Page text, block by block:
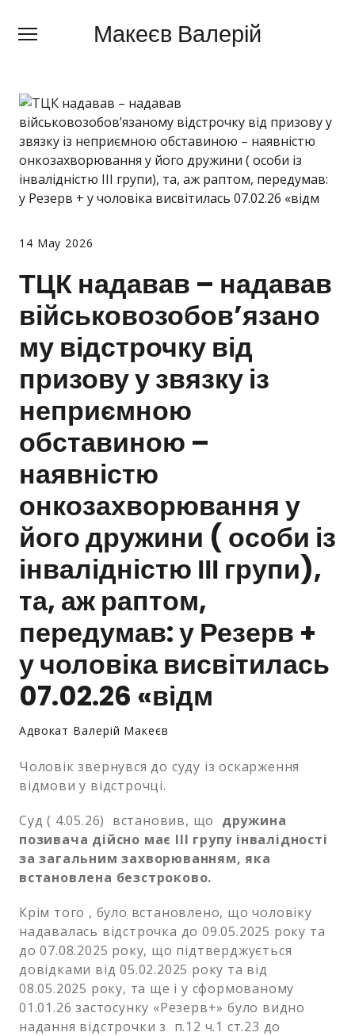
Макеєв Валерій
Макеєв Валерій
Про мене
Сфери діяльності
Правила
Ціни
Про мобілізацію
Новини
Залишити заявку
14 May 2026
ТЦК надавав – надавав
військовозобов’язано
му відстрочку від
призову у звязку із
неприємною
обставиною –
наявністю
онкозахворювання у
його дружини ( особи із
інвалідністю ІІІ групи),
та, аж раптом,
передумав: у Резерв +
у чоловіка висвітилась
07.02.26 «відм
Адвокат Валерій Макеєв
Чоловік звернувся до суду із оскарження
відмови у відстрочці.
Суд ( 4.05.26) встановив, що дружина
позивача дійсно має ІІІ групу інвалідності
за загальним захворюванням, яка
встановлена безстроково.
Крім того , було встановлено, що чоловіку
надавалась відстрочка до 09.05.2025 року та
до 07.08.2025 року, що підтверджується
довідками від 05.02.2025 року та від
08.05.2025 року, та ще і у сформованому
01.01.26 застосунку «Резерв+» було видно
надання відстрочки з п.12 ч.1 ст.23 до